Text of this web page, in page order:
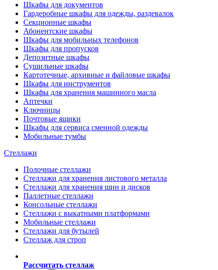
Шкафы для документов
Гардеробные шкафы для одежды, раздевалок
Секционные шкафы
Абонентские шкафы
Шкафы для мобильных телефонов
Шкафы для пропусков
Депозитные шкафы
Сушильные шкафы
Картотечные, архивные и файловые шкафы
Шкафы для инструментов
Шкафы для хранения машинного масла
Аптечки
Ключницы
Почтовые ящики
Шкафы для сервиса сменной одежды
Мобильные тумбы
Стеллажи
Полочные стеллажи
Стеллажи для хранения листового металла
Стеллажи для хранения шин и дисков
Паллетные стеллажи
Консольные стеллажи
Стеллажи с выкатными платформами
Мобильные стеллажи
Стеллажи для бутылей
Стеллаж для строп
Рассчитать стеллаж